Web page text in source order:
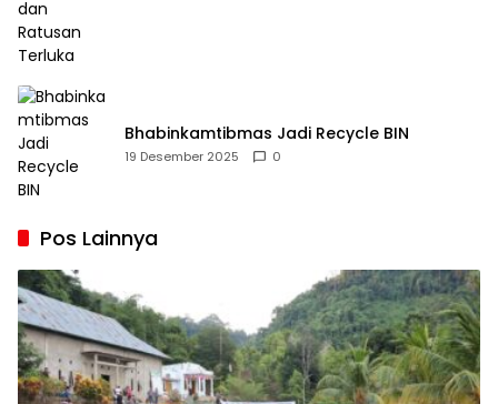
Bhabinkamtibmas Jadi Recycle BIN
19 Desember 2025 0
Pos Lainnya